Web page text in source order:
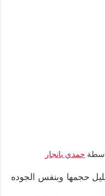
حمدي بانجار
حجمها وبنفس الجوده